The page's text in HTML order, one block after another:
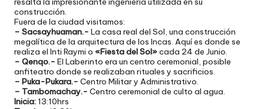
construcción.
Fuera de la ciudad visitamos:
– Sacsayhuaman.- La casa real del Sol, una construcción
megalítica de la arquitectura de los Incas. Aquí es donde se
realiza el Inti Raymi o «Fiesta del Sol»cada 24 de Junio.
– Qenqo.- El Laberinto era un centro ceremonial, posible
anfiteatro donde se realizaban rituales y sacrificios.
– Puka-Pukara.- Centro Militar y Administrativo.
– Tambomachay.- Centro ceremonial de culto al agua.
Inicia: 13:10hrs